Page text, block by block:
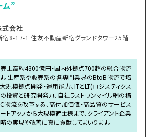
ム”
会社
宿8-17-1 住友不動産新宿グランドタワー25階
売上高約4300億円・国内外拠点700超の総合物流
。生産系や販売系の各専門業界のBtoB物流で培
大規模拠点開発・運用能力、ITとLT(ロジスティクス
投資と研究開発力、自社ラストワンマイル網の構
物流を改革する、高付加価値・高品質のサービス
トアップから大規模荷主様まで、クライアント企業
の実現や改善に真に貢献してまいります。